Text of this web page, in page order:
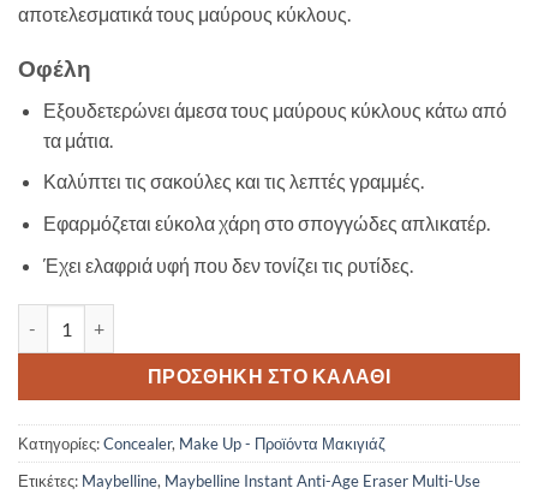
αποτελεσματικά τους μαύρους κύκλους.
Οφέλη
Εξουδετερώνει άμεσα τους μαύρους κύκλους κάτω από
τα μάτια.
Καλύπτει τις σακούλες και τις λεπτές γραμμές.
Εφαρμόζεται εύκολα χάρη στο σπογγώδες απλικατέρ.
Έχει ελαφριά υφή που δεν τονίζει τις ρυτίδες.
ΠΡΟΣΘΉΚΗ ΣΤΟ ΚΑΛΆΘΙ
Κατηγορίες:Concealer, Make Up - Προϊόντα Μακιγιάζ
Ετικέτες: Maybelline, Maybelline Instant Anti-Age Eraser Multi-Use